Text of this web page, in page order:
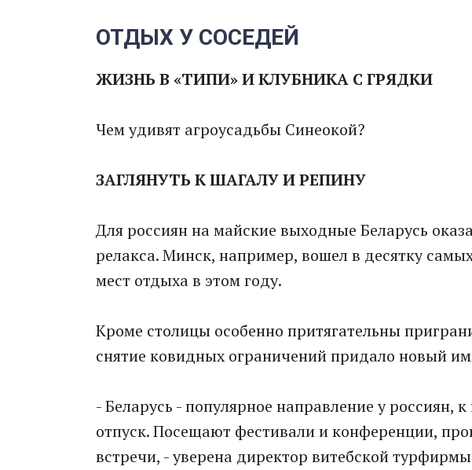
ОТДЫХ У СОСЕДЕЙ
ЖИЗНЬ В «ТИПИ» И КЛУБНИКА С ГРЯДКИ
Чем удивят агроусадьбы Синеокой?
ЗАГЛЯНУТЬ К ШАГАЛУ И РЕПИНУ
Для россиян на майские выходные Беларусь
релакса. Минск, например, вошел в десятку
мест отдыха в этом году.
Кроме столицы особенно притягательны
снятие ковидных ограничений придало новый
- Беларусь - популярное направление у россиян,
отпуск. Посещают фестивали и конференции,
встречи, - уверена директор витебской